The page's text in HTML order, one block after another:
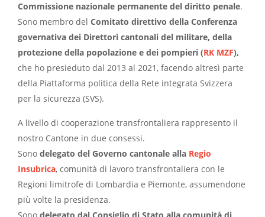
Commissione nazionale permanente del diritto penale.
Sono membro del Comitato direttivo della Conferenza
governativa dei Direttori cantonali del militare, della
protezione della popolazione e dei pompieri (RK MZF),
che ho presieduto dal 2013 al 2021, facendo altresì parte
della Piattaforma politica della Rete integrata Svizzera
per la sicurezza (SVS).
A livello di cooperazione transfrontaliera rappresento il
nostro Cantone in due consessi.
Sono delegato del Governo cantonale alla Regio
Insubrica, comunità di lavoro transfrontaliera con le
Regioni limitrofe di Lombardia e Piemonte, assumendone
più volte la presidenza.